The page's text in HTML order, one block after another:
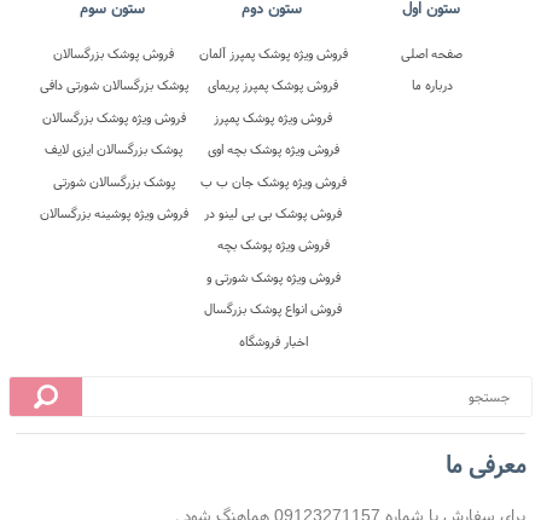
معرفی ما
برای سفارش با شماره 09123271157 هماهنگ شود .